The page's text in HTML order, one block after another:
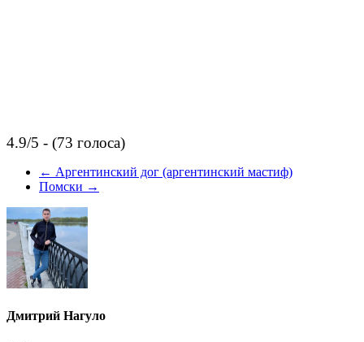
4.9/5 - (73 голоса)
← Аргентинский дог (аргентинский мастиф)
Помски →
Дмитрий Нагуло